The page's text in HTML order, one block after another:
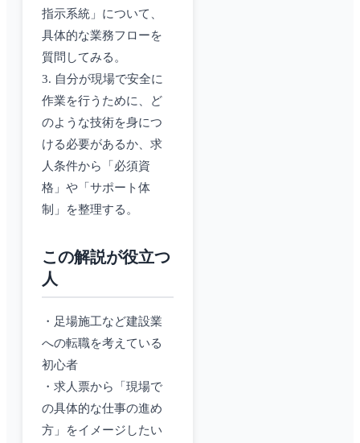
指示系統」について、
具体的な業務フローを
質問してみる。
3. 自分が現場で安全に
作業を行うために、ど
のような技術を身につ
ける必要があるか、求
人条件から「必須資
格」や「サポート体
制」を整理する。
この解説が役立つ
人
・足場施工など建設業
への転職を考えている
初心者
・求人票から「現場で
の具体的な仕事の進め
方」をイメージしたい